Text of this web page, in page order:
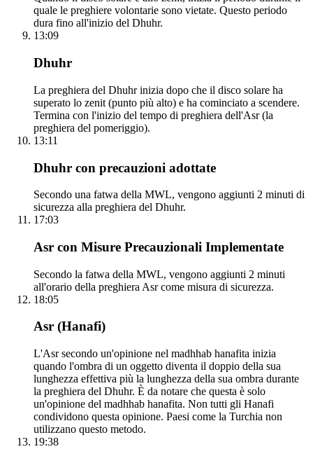
quale le preghiere volontarie sono vietate. Questo periodo
dura fino all'inizio del Dhuhr.
13:09
Dhuhr
La preghiera del Dhuhr inizia dopo che il disco solare ha
superato lo zenit (punto più alto) e ha cominciato a scendere.
Termina con l'inizio del tempo di preghiera dell'Asr (la
preghiera del pomeriggio).
13:11
Dhuhr con precauzioni adottate
Secondo una fatwa della MWL, vengono aggiunti 2 minuti di
sicurezza alla preghiera del Dhuhr.
17:03
Asr con Misure Precauzionali Implementate
Secondo la fatwa della MWL, vengono aggiunti 2 minuti
all'orario della preghiera Asr come misura di sicurezza.
18:05
Asr (Hanafi)
L'Asr secondo un'opinione nel madhhab hanafita inizia
quando l'ombra di un oggetto diventa il doppio della sua
lunghezza effettiva più la lunghezza della sua ombra durante
la preghiera del Dhuhr. È da notare che questa è solo
un'opinione del madhhab hanafita. Non tutti gli Hanafi
condividono questa opinione. Paesi come la Turchia non
utilizzano questo metodo.
19:38